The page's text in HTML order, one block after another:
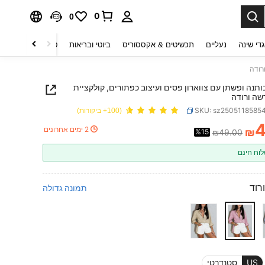
0
0
שינה נעליים תכשיטים & אקססוריס ביוטי ובריאות טקסטיל לבית
ופשתן עם צווארון פסים ועיצוב כפתורים, קולקציית
ורודה
SKU: (100+ ביקורות)
PRICE AND ₪
₪49.00
%15 2 ימים אחרונים
חינם
ורוד תמונה גדולה
US סטנדרטי